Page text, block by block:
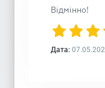
Відмінно!
Дата: